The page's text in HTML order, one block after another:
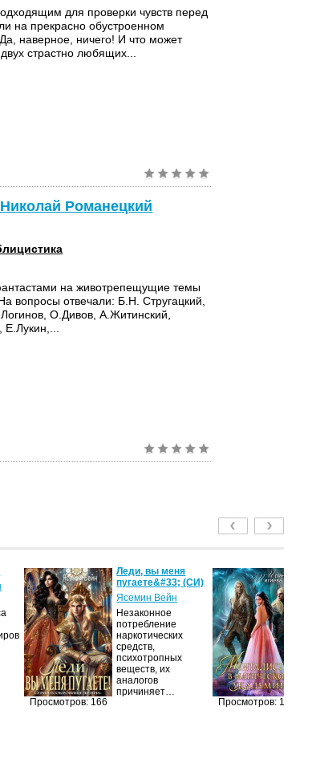
для проверки чувств перед
на прекрасно обустроенном
наверное, ничего! И что может
страстно любящих...
Романецкий
на животрепещущие темы
вопросы отвечали: Б.Н. Стругацкий,
О.Дивов, А.Житинский,
Просмотров: 166
Леди, вы меня
пугаете&#33; (СИ)
Ясемин Вейн
Незаконное
потребление
наркотических
средств,
психотропных
веществ, их
аналогов
причиняет…
Просмотров: 146